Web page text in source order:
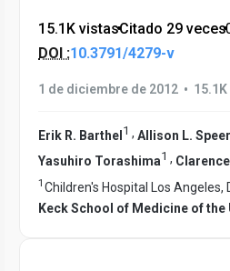
15.1K vistas•Citado 29 veces•
DOI :10.3791/4279-v
1 de diciembre de 2012 •
Erik R. Barthel 1 , Allison L. Speer
Yasuhiro Torashima1 ,
1 Children's Hospital Los
Keck School of Medicine of